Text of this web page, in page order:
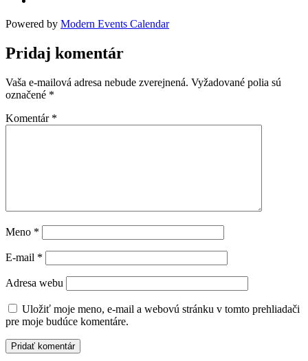
Powered by Modern Events Calendar
Pridaj komentár
Vaša e-mailová adresa nebude zverejnená. Vyžadované polia sú
označené *
Komentár *
Meno *
E-mail *
Adresa webu
Uložiť moje meno, e-mail a webovú stránku v tomto prehliadači
pre moje budúce komentáre.